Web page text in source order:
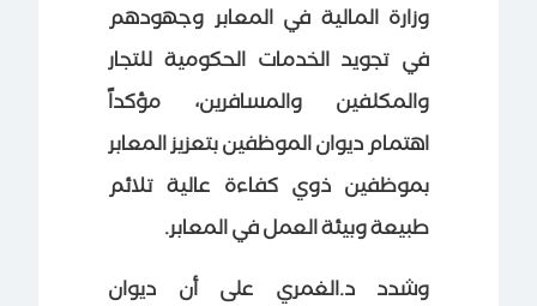
وزارة المالية في المعابر وجهودهم
في تجويد الخدمات الحكومية للتجار
والمكلفين والمسافرين، مؤكداً
اهتمام ديوان الموظفين بتعزيز المعابر
بموظفين ذوي كفاءة عالية تلائم
طبيعة وبيئة العمل في المعابر.
وشدد د.الغمري على أن ديوان